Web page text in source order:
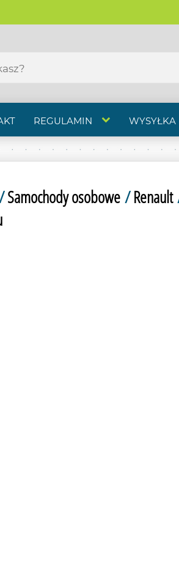
REGULAMIN WYSYŁKA
Samochody osobowe/Renault